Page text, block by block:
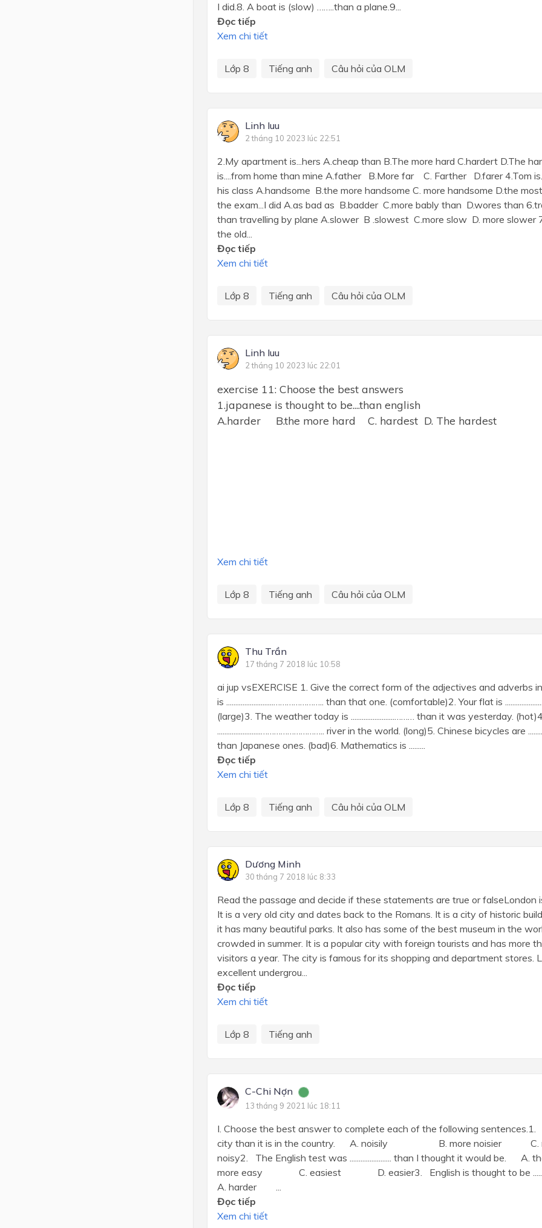
I did.8. A boat is (slow) ……..than a plane.9...
Đọc tiếp
Xem chi tiết
Lớp 8 Tiếng anh Câu hỏi của OLM
Linh luu
2 tháng 10 2023 lúc 22:51
2.My apartment is...hers A.cheap than B.The more hard C.hardert D.The
is....from home than mine A.father B.More far C. Farther D.farer 4.Tom
his class A.handsome B.the more handsome C. more handsome D.the
the exam...I did A.as bad as B.badder C.more bably than D.wores than
than travelling by plane A.slower B .slowest C.more slow D. more slower
the old...
Đọc tiếp
Xem chi tiết
Lớp 8 Tiếng anh Câu hỏi của OLM
Linh luu
2 tháng 10 2023 lúc 22:01
exercise 11: Choose the best answers
1.japanese is thought to be....than english
A.harder B.the more hard C. hardest D. The hardest
Xem chi tiết
Lớp 8 Tiếng anh Câu hỏi của OLM
Thu Trần
17 tháng 7 2018 lúc 10:58
ai jup vsEXERCISE 1. Give the correct form of the adjectives and adverbs
is ..........................………………….. than that one. (comfortable)2. Your flat is
(large)3. The weather today is ........................……… than it was yesterday.
........................……………………….. river in the world. (long)5. Chinese bicycles are
than Japanese ones. (bad)6. Mathematics is .........
Đọc tiếp
Xem chi tiết
Lớp 8 Tiếng anh Câu hỏi của OLM
Dương Minh
30 tháng 7 2018 lúc 8:33
Read the passage and decide if these statements are true or falseLondon
It is a very old city and dates back to the Romans. It is a city of historic
it has many beautiful parks. It also has some of the best museum in the
crowded in summer. It is a popular city with foreign tourists and has more
visitors a year. The city is famous for its shopping and department stores.
excellent undergrou...
Đọc tiếp
Xem chi tiết
Lớp 8 Tiếng anh
C-Chi Nợn
13 tháng 9 2021 lúc 18:11
I. Choose the best answer to complete each of the following sentences.1. It
city than it is in the country. A. noisily B. more noisier
noisy2. The English test was ....................... than I thought it would
more easy C. easiest D. easier3. English is thought to be
A. harder ...
Đọc tiếp
Xem chi tiết